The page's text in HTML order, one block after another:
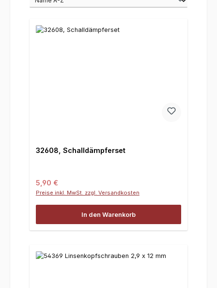
32608, Schalldämpferset
Regulärer Preis:
5,90 €
Preise inkl. MwSt. zzgl. Versandkosten
In den Warenkorb